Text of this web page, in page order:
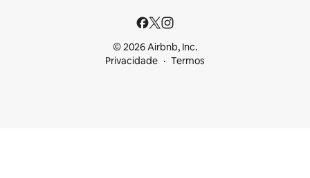
© 2026 Airbnb, Inc.
Privacidade
Termos